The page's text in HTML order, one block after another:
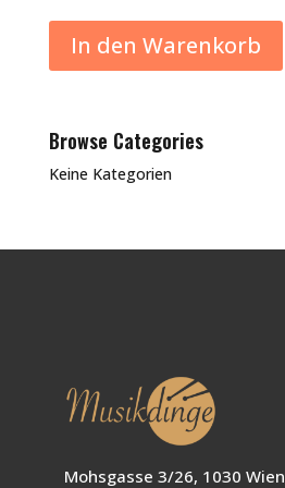
In den Warenkorb
Browse Categories
Keine Kategorien
Mohsgasse 3/26, 1030 Wien